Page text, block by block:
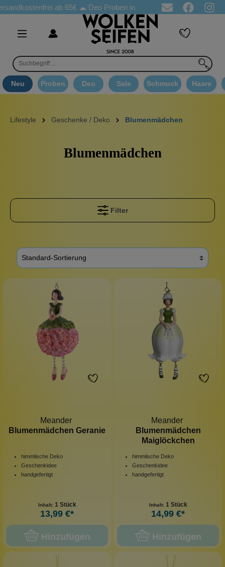
ab 65€☁ Deo Proben in jeder Bestellung ☁ Goodie
Neu Proben Deo Sale Schmuck Haare
Lifestyle Geschenke / Deko Blumenmädchen
Blumenmädchen
Filter
Meander
Blumenmädchen Geranie
himmlische Deko
Geschenkidee
handgefertigt
Inhalt: 1 Stück
13,99 €*
Hinzufügen
Meander
Blumenmädchen
Maiglöckchen
himmlische Deko
Geschenkidee
handgefertigt
Inhalt: 1 Stück
14,99 €*
Hinzufügen